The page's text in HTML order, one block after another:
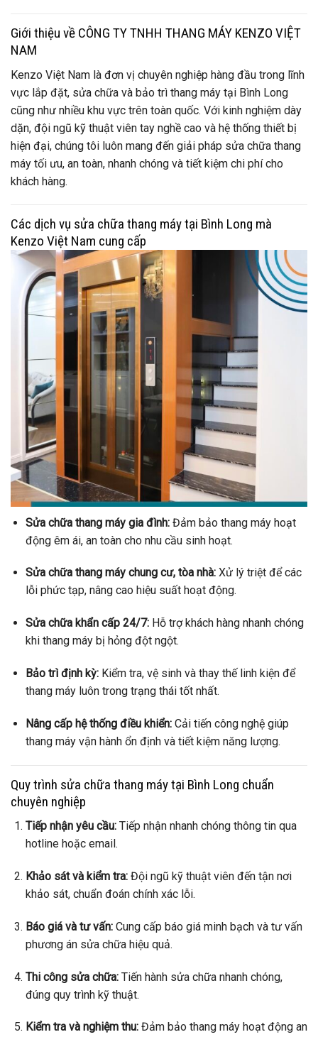
Giới thiệu về CÔNG TY TNHH THANG MÁY KENZO VIỆT
NAM
Kenzo Việt Nam là đơn vị chuyên nghiệp hàng đầu trong lĩnh
vực lắp đặt, sửa chữa và bảo trì thang máy tại Bình Long
cũng như nhiều khu vực trên toàn quốc. Với kinh nghiệm dày
dặn, đội ngũ kỹ thuật viên tay nghề cao và hệ thống thiết bị
hiện đại, chúng tôi luôn mang đến giải pháp sửa chữa thang
máy tối ưu, an toàn, nhanh chóng và tiết kiệm chi phí cho
khách hàng.
Các dịch vụ sửa chữa thang máy tại Bình Long mà
Kenzo Việt Nam cung cấp
Sửa chữa thang máy gia đình:Đảm bảo thang máy hoạt
động êm ái, an toàn cho nhu cầu sinh hoạt.
Sửa chữa thang máy chung cư, tòa nhà:Xử lý triệt để các
lỗi phức tạp, nâng cao hiệu suất hoạt động.
Sửa chữa khẩn cấp 24/7:Hỗ trợ khách hàng nhanh chóng
khi thang máy bị hỏng đột ngột.
Bảo trì định kỳ:Kiểm tra, vệ sinh và thay thế linh kiện để
thang máy luôn trong trạng thái tốt nhất.
Nâng cấp hệ thống điều khiển:Cải tiến công nghệ giúp
thang máy vận hành ổn định và tiết kiệm năng lượng.
Quy trình sửa chữa thang máy tại Bình Long chuẩn
chuyên nghiệp
Tiếp nhận yêu cầu:Tiếp nhận nhanh chóng thông tin qua
hotline hoặc email.
Khảo sát và kiểm tra:Đội ngũ kỹ thuật viên đến tận nơi
khảo sát, chuẩn đoán chính xác lỗi.
Báo giá và tư vấn:Cung cấp báo giá minh bạch và tư vấn
phương án sửa chữa hiệu quả.
Thi công sửa chữa:Tiến hành sửa chữa nhanh chóng,
đúng quy trình kỹ thuật.
Kiểm tra và nghiệm thu:Đảm bảo thang máy hoạt động an